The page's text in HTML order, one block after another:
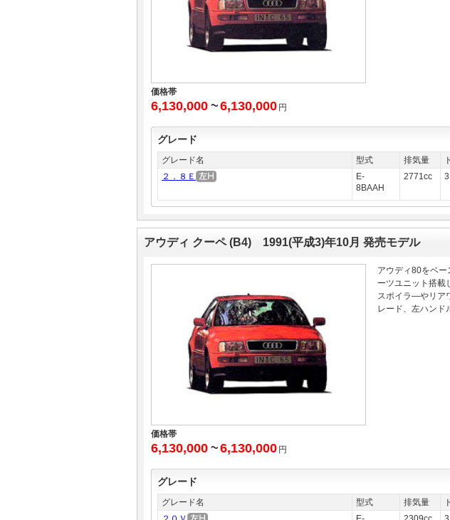
価格帯
6,130,000 ~6,130,000 円
グレード
グレード名 型式 排気量
２．８Ｅ
E-
8BAAH
2771cc 3
アウディ クーペ (B4) 1991(平成3)年10月 発売モデル
価格帯
6,130,000 ~6,130,000 円
アウディ80をベ
ーツユニット搭載
スポイラ―やリア
レード、左ハンド
グレード
グレード名 型式 排気量